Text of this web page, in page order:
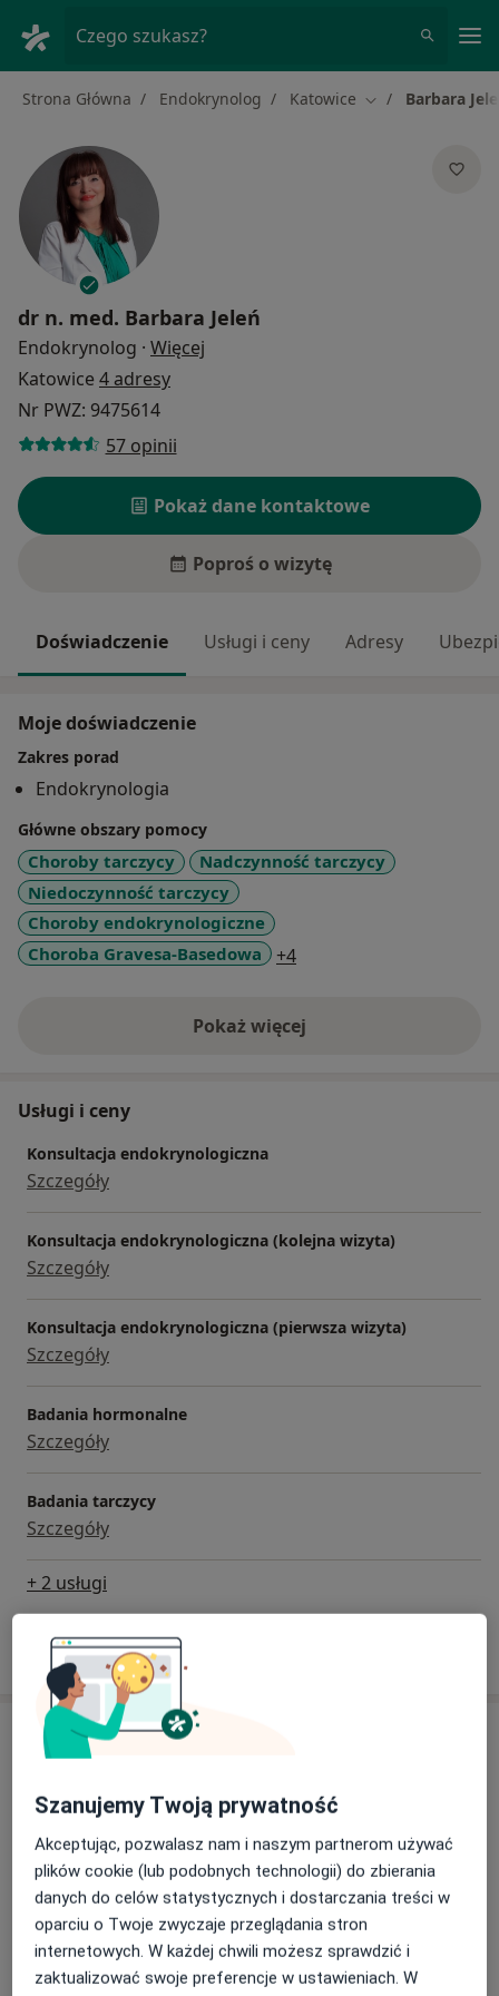
Czego szukasz?
Strona Główna Endokrynolog Katowice Zmień miasto
Barbara
dr n. med. Barbara Jeleń
Endokrynolog · Więcej
Katowice 4 adresy
Nr PWZ: 9475614
57 opinii
Pokaż dane kontaktowe
Poproś o wizytę
Doświadczenie Usługi i ceny Adresy
Moje doświadczenie
Zakres porad
Endokrynologia
Główne obszary pomocy
Choroby tarczycy
Nadczynność tarczycy
Niedoczynność tarczycy
Choroby endokrynologiczne
Choroba Gravesa-Basedowa
+4a11y_sr_more_diseases
Pokaż więcejo doświadczeniu
Usługi i ceny
Konsultacja endokrynologiczna
Szczegóły
Konsultacja endokrynologiczna (kolejna wizyta)
Szczegóły
Konsultacja endokrynologiczna (pierwsza wizyta)
Szczegóły
Badania hormonalne
Szczegóły
Badania tarczycy
Szczegóły
+ 2 usługi
W jaki sposób ustalane są ceny?
Adresy (4)
DUO MEDICA
Grabowa 1d, Wełnowiec, 40-172Katowice
Powiększ mapęotwiera się w nowej karcie
Szanujemy Twoją prywatność
Akceptując, pozwalasz nam i naszym partnerom używać
plików cookie (lub podobnych technologii) do zbierania
danych do celów statystycznych i dostarczania treści w
oparciu o Twoje zwyczaje przeglądania stron
internetowych. W każdej chwili możesz sprawdzić i
zaktualizować swoje preferencje w ustawieniach. W